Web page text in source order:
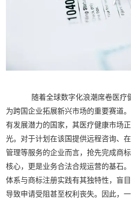
随着全球数字化浪潮席卷医疗
为跨国企业拓展新兴市场的重要赛道
有发展潜力的国家，其医疗健康市场
光。对于计划在该国提供远程咨询、
管理等服务的企业而言，抢先完成商
核心，更是业务合法合规运营的基石
体系与商标注册实践有其独特性，盲
导致申请受阻甚至权利丧失。因此，